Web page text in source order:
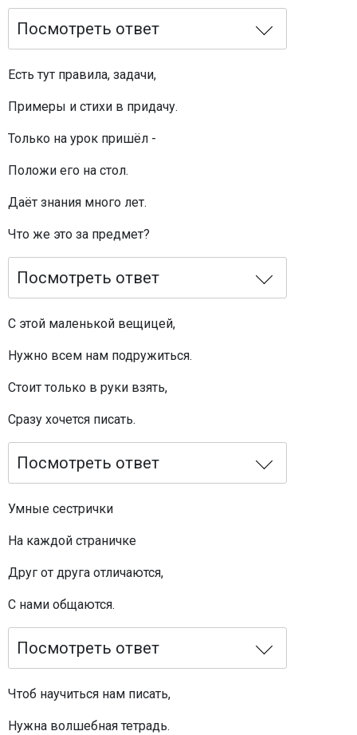
Посмотреть ответ
Есть тут правила, задачи,
Примеры и стихи в придачу.
Только на урок пришёл -
Положи его на стол.
Даёт знания много лет.
Что же это за предмет?
Посмотреть ответ
С этой маленькой вещицей,
Нужно всем нам подружиться.
Стоит только в руки взять,
Сразу хочется писать.
Посмотреть ответ
Умные сестрички
На каждой страничке
Друг от друга отличаются,
С нами общаются.
Посмотреть ответ
Чтоб научиться нам писать,
Нужна волшебная тетрадь.